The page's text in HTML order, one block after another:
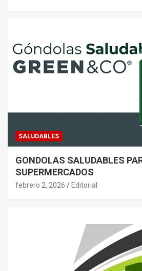
SALUDABLES
GONDOLAS SALUDABLES
SUPERMERCADOS
febrero 2, 2026 Editorial